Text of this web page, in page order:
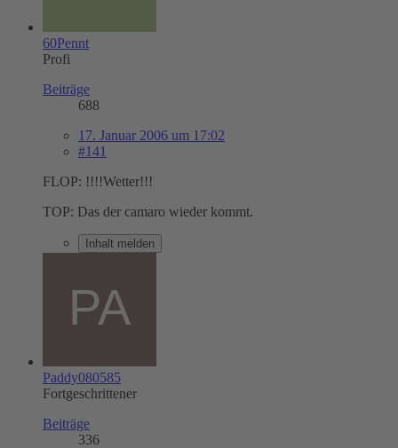
60Pennt
Profi
Beiträge
688
17. Januar 2006 um 17:02
#141
FLOP: !!!!Wetter!!!
TOP: Das der camaro wieder kommt.
Inhalt melden
Paddy080585
Fortgeschrittener
Beiträge
336